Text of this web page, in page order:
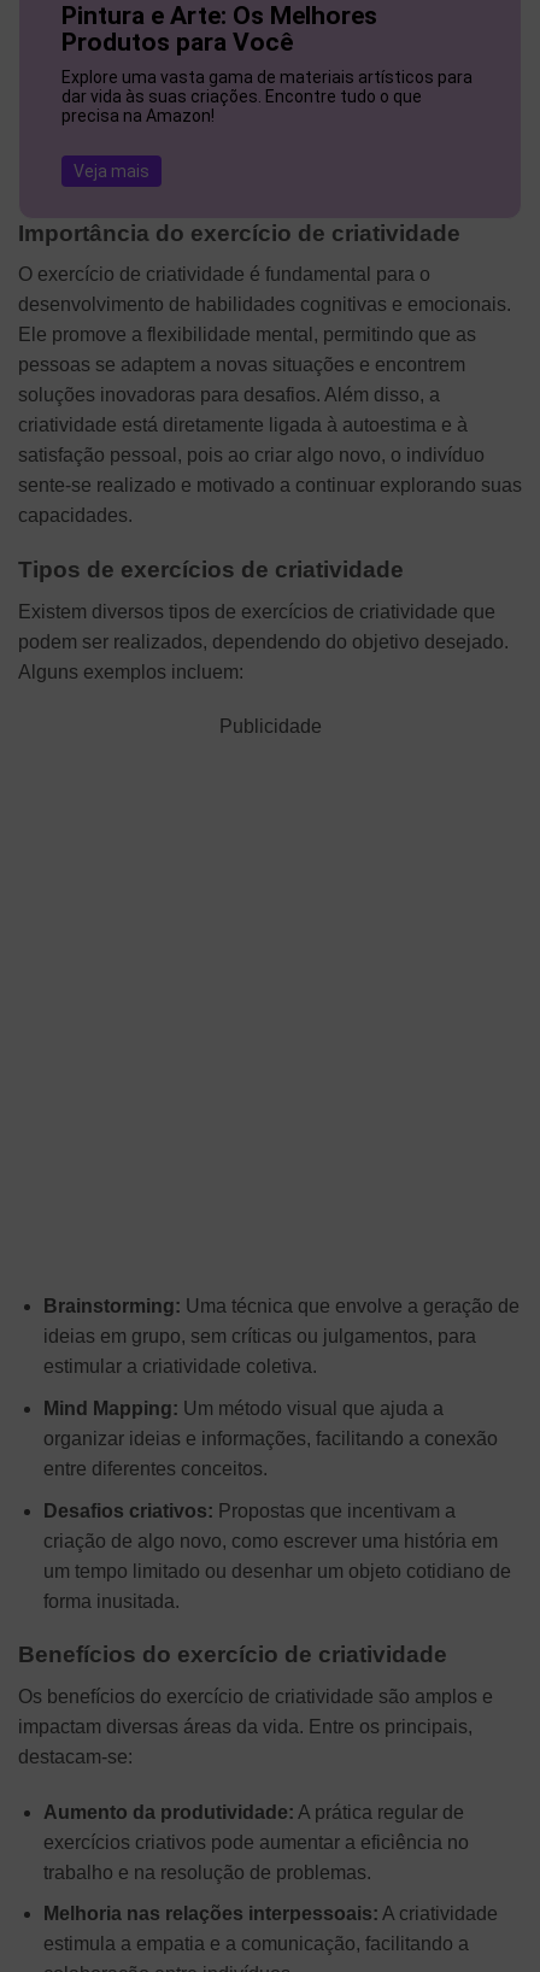
Pintura e Arte: Os Melhores
Produtos para Você
Explore uma vasta gama de materiais artísticos para
dar vida às suas criações. Encontre tudo o que
precisa na Amazon!
Veja mais
Importância do exercício de criatividade
O exercício de criatividade é fundamental para o
desenvolvimento de habilidades cognitivas e emocionais.
Ele promove a flexibilidade mental, permitindo que as
pessoas se adaptem a novas situações e encontrem
soluções inovadoras para desafios. Além disso, a
criatividade está diretamente ligada à autoestima e à
satisfação pessoal, pois ao criar algo novo, o indivíduo
sente-se realizado e motivado a continuar explorando suas
capacidades.
Tipos de exercícios de criatividade
Existem diversos tipos de exercícios de criatividade que
podem ser realizados, dependendo do objetivo desejado.
Alguns exemplos incluem:
Publicidade
Brainstorming: Uma técnica que envolve a geração de
ideias em grupo, sem críticas ou julgamentos, para
estimular a criatividade coletiva.
Mind Mapping: Um método visual que ajuda a
organizar ideias e informações, facilitando a conexão
entre diferentes conceitos.
Desafios criativos: Propostas que incentivam a
criação de algo novo, como escrever uma história em
um tempo limitado ou desenhar um objeto cotidiano de
forma inusitada.
Benefícios do exercício de criatividade
Os benefícios do exercício de criatividade são amplos e
impactam diversas áreas da vida. Entre os principais,
destacam-se:
Aumento da produtividade: A prática regular de
exercícios criativos pode aumentar a eficiência no
trabalho e na resolução de problemas.
Melhoria nas relações interpessoais: A criatividade
estimula a empatia e a comunicação, facilitando a